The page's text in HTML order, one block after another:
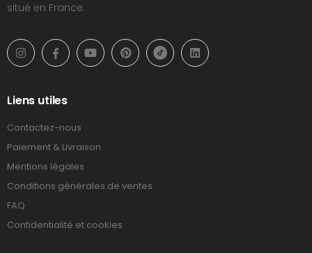
situé en France.
Liens utiles
Contactez-nous
Paiement & Livraison
Mentions légales
Conditions générales de ventes
FAQ
Confidentialité et cookies